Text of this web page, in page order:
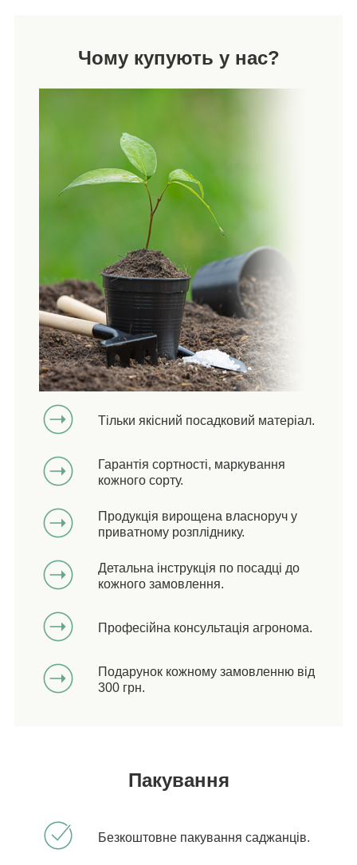
Чому купують у нас?
Тільки якісний посадковий матеріал.
Гарантія сортності, маркування
кожного сорту.
Продукція вирощена власноруч у
приватному розпліднику.
Детальна інструкція по посадці до
кожного замовлення.
Професійна консультація агронома.
Подарунок кожному замовленню від
300 грн.
Пакування
Безкоштовне пакування саджанців.